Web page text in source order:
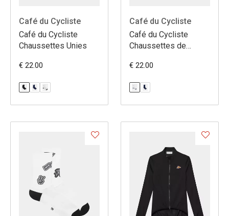
Café du Cycliste
Café du Cycliste
Chaussettes Unies
€ 22.00
Café du Cycliste
Café du Cycliste
Chaussettes de
€ 22.00